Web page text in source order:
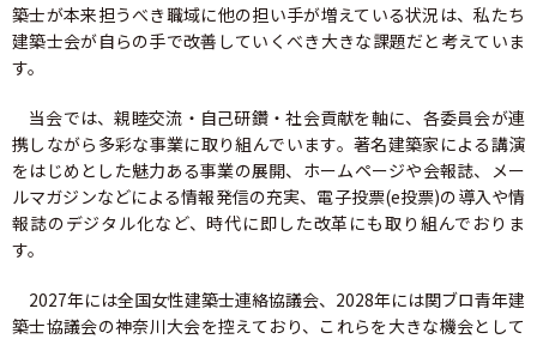
建築士を探そう
CPD制度
専攻建築士制度
会報誌SALON
築士が本来担うべき職域に他の担い手が増えている状況は、私たち
建築士会が自らの手で改善していくべき大きな課題だと考えていま
す。
当会では、親睦交流・自己研鑽・社会貢献を軸に、各委員会が連
携しながら多彩な事業に取り組んでいます。著名建築家による講演
をはじめとした魅力ある事業の展開、ホームページや会報誌、メー
ルマガジンなどによる情報発信の充実、電子投票(e投票)の導入や情
報誌のデジタル化など、時代に即した改革にも取り組んでおりま
す。
2027年には全国女性建築士連絡協議会、2028年には関ブロ青年建
築士協議会の神奈川大会を控えており、これらを大きな機会として